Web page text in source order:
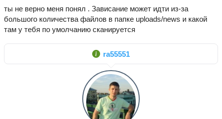
ты не верно меня понял . Зависание может идти из-за
большого количества файлов в папке uploads/news и какой
там у тебя по умолчанию сканируется
ra55551